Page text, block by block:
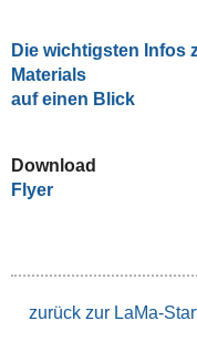
Die wichtigsten Infos
Materials
auf einen Blick
Download
Flyer
zurück zur LaMa-